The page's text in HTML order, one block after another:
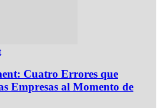
Cuatro Errores que
Empresas al Momento de